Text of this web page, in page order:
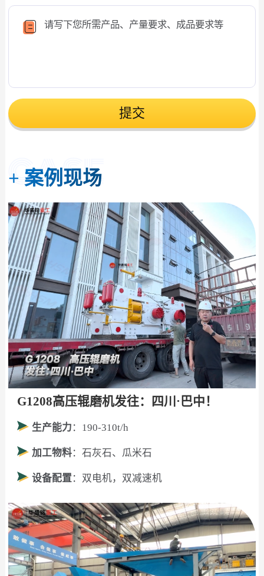
提交
+ 案例现场
G1208高压辊磨机发往：四川·巴中！
生产能力 ：190-310t/h
加工物料：石灰石、瓜米石
设备配置：双电机，双减速机